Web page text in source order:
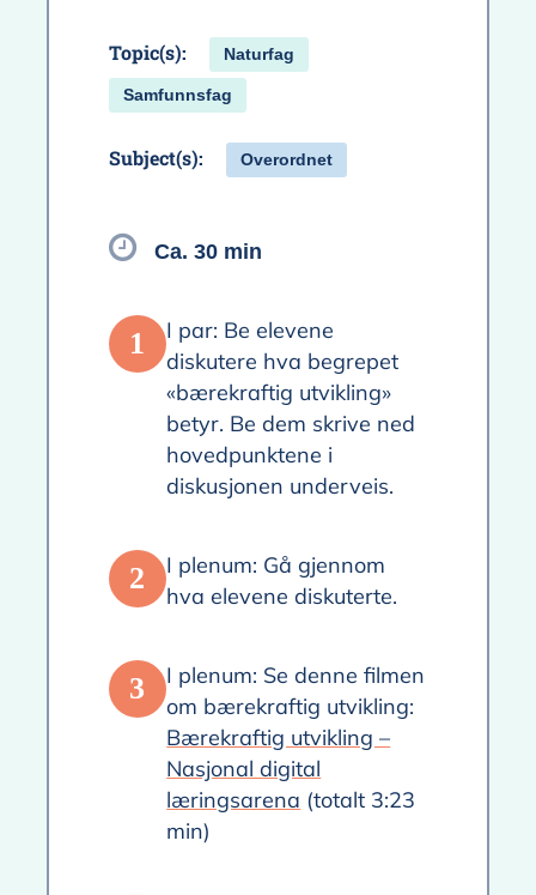
Topic(s): Naturfag
Samfunnsfag
Subject(s): Overordnet
Ca. 30 min
1
I par: Be elevene
diskutere hva begrepet
«bærekraftig utvikling»
betyr. Be dem skrive ned
hovedpunktene i
diskusjonen underveis.
2
I plenum: Gå gjennom
hva elevene diskuterte.
3
I plenum: Se denne filmen
om bærekraftig utvikling:
Bærekraftig utvikling –
Nasjonal digital
læringsarena (totalt 3:23
min)